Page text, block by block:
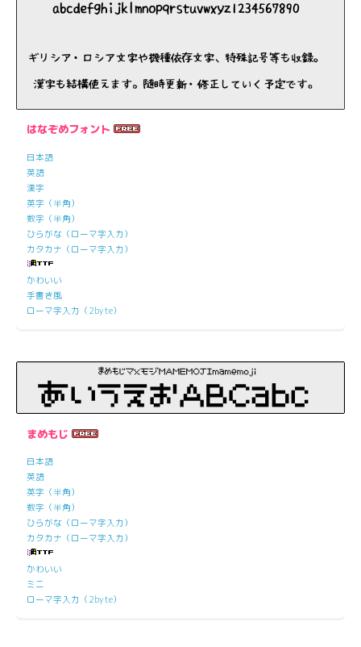
はなぞめフォント
日本語
英語
漢字
英字（半角）
数字（半角）
ひらがな（ローマ字入力）
カタカナ（ローマ字入力）
かわいい
手書き風
ローマ字入力（2byte）
まめもじ
日本語
英語
英字（半角）
数字（半角）
ひらがな（ローマ字入力）
カタカナ（ローマ字入力）
かわいい
ミニ
ローマ字入力（2byte）